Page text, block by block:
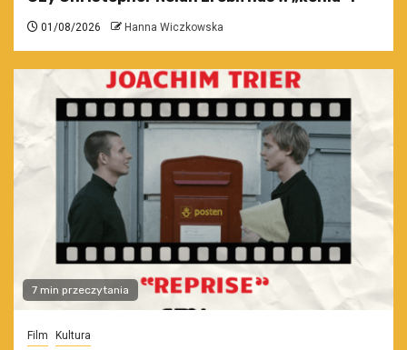
01/08/2026 Hanna Wiczkowska
7 min przeczytania
Film Kultura